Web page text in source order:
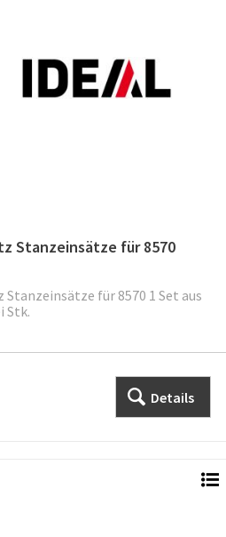
Stanzeinsätze für 8570
Stanzeinsätze für 8570 1 Set aus
Stk.
Details